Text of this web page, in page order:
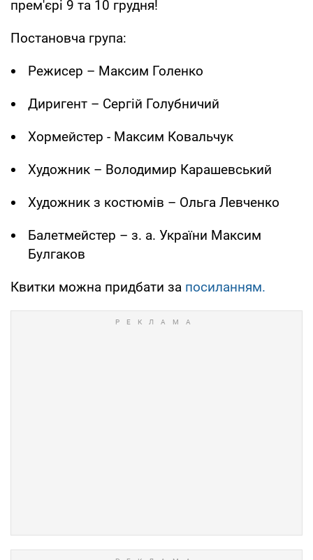
прем'єрі 9 та 10 грудня!
Постановча група:
Режисер – Максим Голенко
Диригент – Сергій Голубничий
Хормейстер - Максим Ковальчук
Художник – Володимир Карашевський
Художник з костюмів – Ольга Левченко
Балетмейстер – з. а. України Максим
Булгаков
Квитки можна придбати за посиланням.